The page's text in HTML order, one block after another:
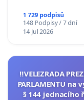
1 729 podpisů
148 Podpisy / 7 dní
14 Jul 2026
‼️VELEZRADA
PARLAMENTU
§ 144